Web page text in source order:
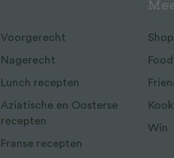
Voorgerecht
Nagerecht
Lunch recepten
Aziatische en Oosterse
recepten
Franse recepten
Shop
Win